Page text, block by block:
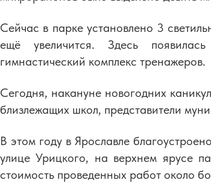
Сейчас в парке установлено 3
ещё увеличится. Здесь
гимнастический комплекс тренажеров.
Сегодня, накануне новогодних
близлежащих школ, представители
В этом году в Ярославле
улице Урицкого, на верхнем ярусе
стоимость проведенных работ около